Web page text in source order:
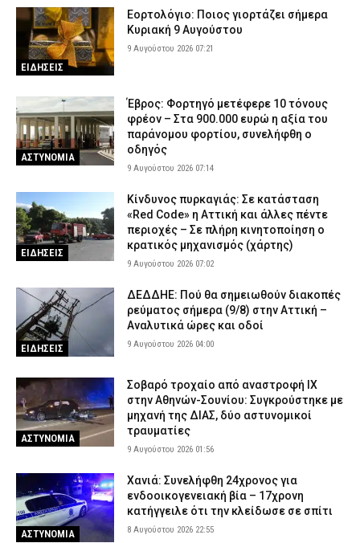
ΕΙΔΗΣΕΙΣ
Εορτολόγιο: Ποιος γιορτάζει σήμερα
Κυριακή 9 Αυγούστου
9 Αυγούστου 2026 07:21
ΑΣΤΥΝΟΜΙΑ
Έβρος: Φορτηγό μετέφερε 10 τόνους
φρέον – Στα 900.000 ευρώ η αξία του
παράνομου φορτίου, συνελήφθη ο
οδηγός
9 Αυγούστου 2026 07:14
ΕΙΔΗΣΕΙΣ
Κίνδυνος πυρκαγιάς: Σε κατάσταση
«Red Code» η Αττική και άλλες πέντε
περιοχές – Σε πλήρη κινητοποίηση ο
κρατικός μηχανισμός (χάρτης)
9 Αυγούστου 2026 07:02
ΕΙΔΗΣΕΙΣ
ΔΕΔΔΗΕ: Πού θα σημειωθούν διακοπές
ρεύματος σήμερα (9/8) στην Αττική –
Αναλυτικά ώρες και οδοί
9 Αυγούστου 2026 04:00
ΑΣΤΥΝΟΜΙΑ
Σοβαρό τροχαίο από αναστροφή ΙΧ
στην Αθηνών-Σουνίου: Συγκρούστηκε με
μηχανή της ΔΙΑΣ, δύο αστυνομικοί
τραυματίες
9 Αυγούστου 2026 01:56
ΑΣΤΥΝΟΜΙΑ
Χανιά: Συνελήφθη 24χρονος για
ενδοοικογενειακή βία – 17χρονη
κατήγγειλε ότι την κλείδωσε σε σπίτι
8 Αυγούστου 2026 22:55